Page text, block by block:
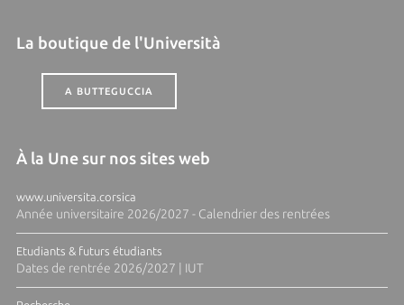
La boutique de l'Università
A BUTTEGUCCIA
À la Une sur nos sites web
www.universita.corsica
Année universitaire 2026/2027 - Calendrier des rentrées
Etudiants & futurs étudiants
Dates de rentrée 2026/2027 | IUT